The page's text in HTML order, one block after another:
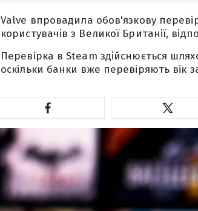
Valve впровадила обов'язкову
користувачів з Великої Британії,
Перевірка в Steam здійснюється
оскільки банки вже перевіряють вік